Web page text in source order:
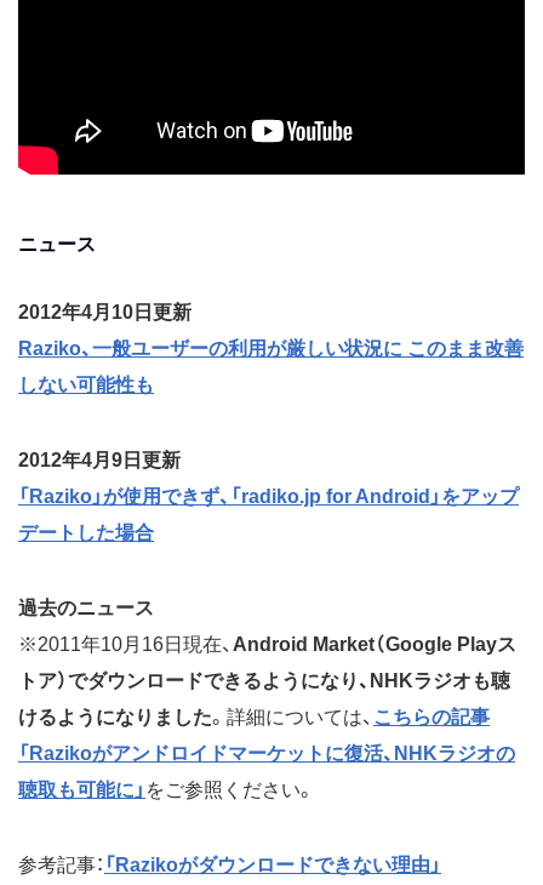
ニュース
2012年4月10日更新
Raziko、一般ユーザーの利用が厳しい状況に このまま改善
しない可能性も
2012年4月9日更新
「Raziko」が使用できず、「radiko.jp for Android」をアップ
デートした場合
過去のニュース
※2011年10月16日現在、 Android Market（Google Playス
トア）でダウンロードできるようになり、NHKラジオも聴
けるようになりました。詳細については、 こちらの記事
「Razikoがアンドロイドマーケットに復活、NHKラジオの
聴取も可能に」 をご参照ください。
参考記事： 「Razikoがダウンロードできない理由」